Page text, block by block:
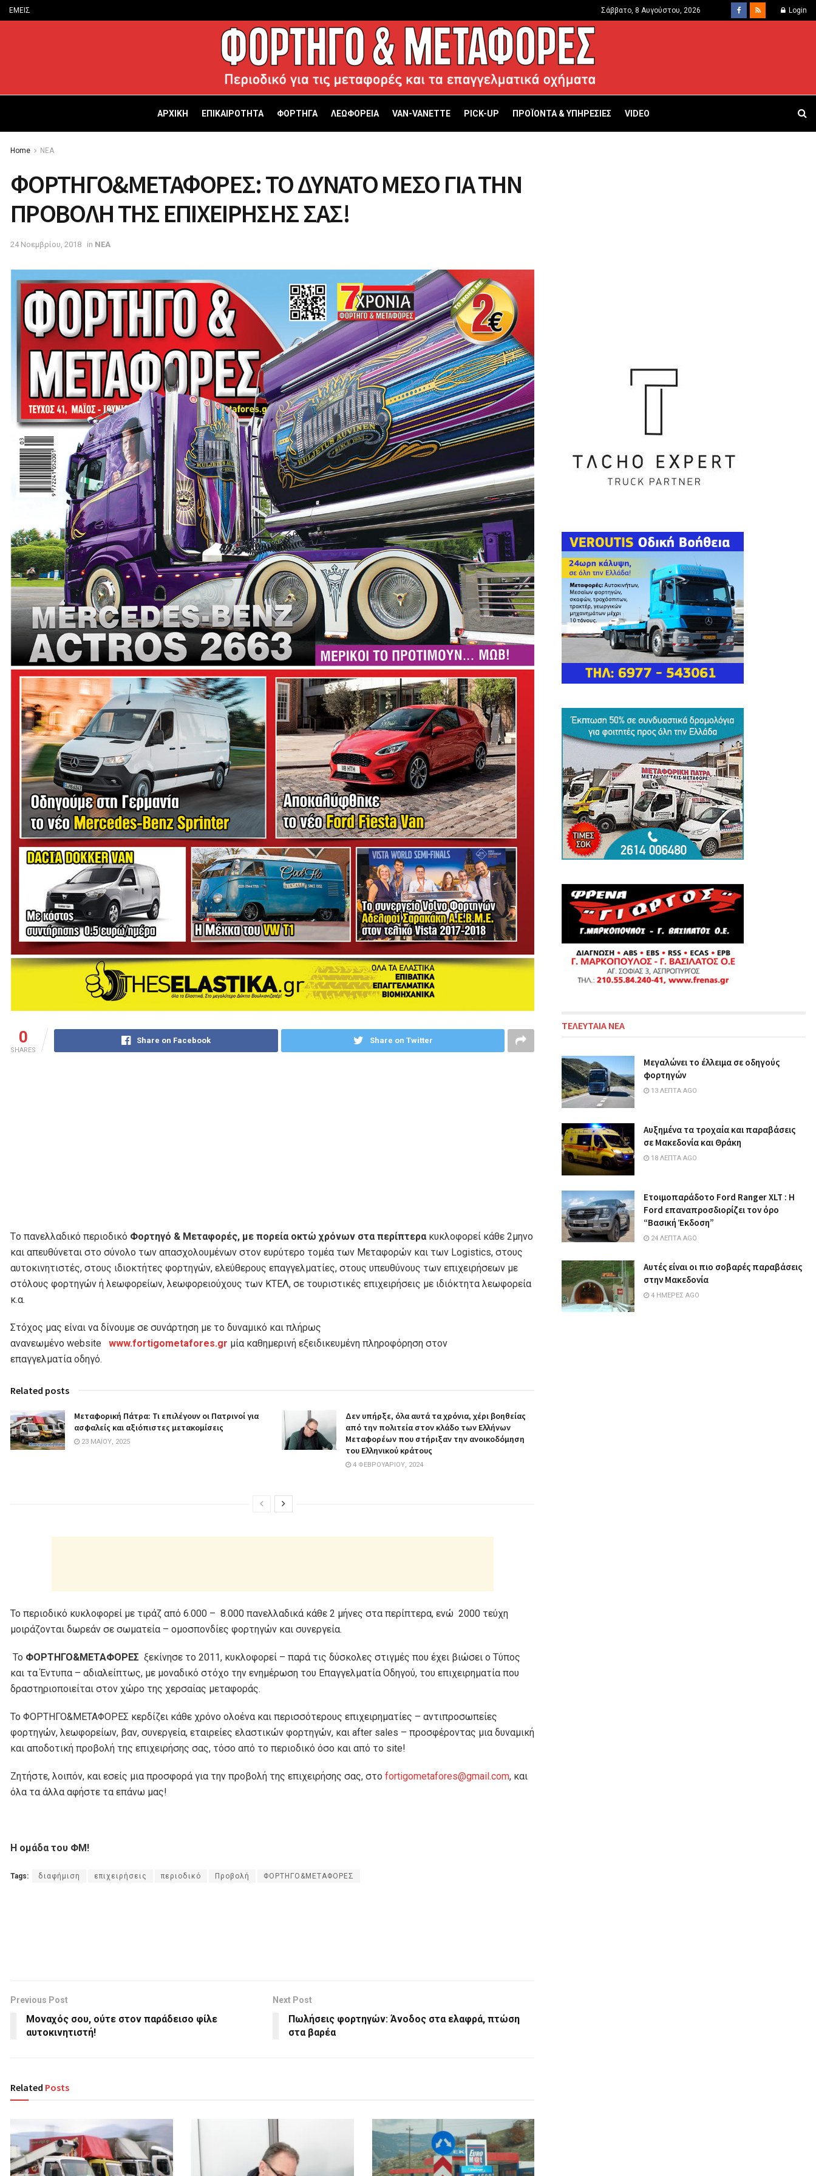
ΕΜΕΙΣ Σάββατο, 8 Αυγούστου, 2026 Login
ΑΡΧΙΚΗ ΕΠΙΚΑΙΡΟΤΗΤΑ ΦΟΡΤΗΓΑ ΛΕΩΦΟΡΕΙΑ VAN-VANETTΕ PICK-UP ΠΡΟΪΟΝΤΑ & ΥΠΗΡΕΣΙΕΣ VIDEO
Home ΝΕΑ
ΦΟΡΤΗΓΟ&ΜΕΤΑΦΟΡΕΣ: ΤΟ ΔΥΝΑΤΟ ΜΕΣΟ ΓΙΑ ΤΗΝ
ΠΡΟΒΟΛΗ ΤΗΣ ΕΠΙΧΕΙΡΗΣΗΣ ΣΑΣ!
24 Νοεμβρίου, 2018 in ΝΕΑ
0
SHARES
Share on Facebook Share on Twitter
Tο πανελλαδικό περιοδικό Φορτηγό & Μεταφορές, με πορεία οκτώ χρόνων στα περίπτερα κυκλοφορεί κάθε 2μηνο
και απευθύνεται στο σύνολο των απασχολουμένων στον ευρύτερο τομέα των Μεταφορών και των Logistics, στους
αυτοκινητιστές, στους ιδιοκτήτες φορτηγών, ελεύθερους επαγγελματίες, στους υπευθύνους των επιχειρήσεων με
στόλους φορτηγών ή λεωφορείων, λεωφορειούχους των ΚΤΕΛ, σε τουριστικές επιχειρήσεις με ιδιόκτητα λεωφορεία
κ.α.
Στόχος μας είναι να δίνουμε σε συνάρτηση με το δυναμικό και πλήρως
ανανεωμένο website www.fortigometafores.gr μία καθημερινή εξειδικευμένη πληροφόρηση στον
επαγγελματία οδηγό.
Related posts
Μεταφορική Πάτρα: Τι επιλέγουν οι Πατρινοί για
ασφαλείς και αξιόπιστες μετακομίσεις
23 ΜΑΪ́ΟΥ, 2025
Δεν υπήρξε, όλα αυτά τα χρόνια, χέρι βοηθείας
από την πολιτεία στον κλάδο των Ελλήνων
Μεταφορέων που στήριξαν την ανοικοδόμηση
του Ελληνικού κράτους
4 ΦΕΒΡΟΥΑΡΊΟΥ, 2024
Το περιοδικό κυκλοφορεί με τιράζ από 6.000 – 8.000 πανελλαδικά κάθε 2 μήνες στα περίπτερα, ενώ 2000 τεύχη
μοιράζονται δωρεάν σε σωματεία – ομοσπονδίες φορτηγών και συνεργεία.
Το ΦΟΡΤΗΓΟ&ΜΕΤΑΦΟΡΕΣ ξεκίνησε το 2011, κυκλοφορεί – παρά τις δύσκολες στιγμές που έχει βιώσει ο Τύπος
και τα Έντυπα – αδιαλείπτως, με μοναδικό στόχο την ενημέρωση του Επαγγελματία Οδηγού, του επιχειρηματία που
δραστηριοποιείται στον χώρο της χερσαίας μεταφοράς.
Το ΦΟΡΤΗΓΟ&ΜΕΤΑΦΟΡΕΣ κερδίζει κάθε χρόνο ολοένα και περισσότερους επιχειρηματίες – αντιπροσωπείες
φορτηγών, λεωφορείων, βαν, συνεργεία, εταιρείες ελαστικών φορτηγών, και after sales – προσφέροντας μια δυναμική
και αποδοτική προβολή της επιχειρήσης σας, τόσο από το περιοδικό όσο και από το site!
Ζητήστε, λοιπόν, και εσείς μια προσφορά για την προβολή της επιχειρήσης σας, στο fortigometafores@gmail.com, και
όλα τα άλλα αφήστε τα επάνω μας!
Η ομάδα του ΦΜ!
Tags: διαφήμιση επιχειρήσεις περιοδικό Προβολή ΦΟΡΤΗΓΟ&ΜΕΤΑΦΟΡΕΣ
Previous Post
Moναχός σου, ούτε στον παράδεισο φίλε
αυτοκινητιστή!
Next Post
Πωλήσεις φορτηγών: Άνοδος στα ελαφρά, πτώση
στα βαρέα
Related Posts
ΤΕΛΕΥΤΑΙΑ ΝΕΑ
Μεγαλώνει το έλλειμα σε οδηγούς
φορτηγών
13 ΛΕΠΤΆ AGO
Αυξημένα τα τροχαία και παραβάσεις
σε Μακεδονία και Θράκη
18 ΛΕΠΤΆ AGO
Ετοιμοπαράδοτο Ford Ranger XLT : Η
Ford επαναπροσδιορίζει τον όρο
“Βασική Έκδοση”
24 ΛΕΠΤΆ AGO
Αυτές είναι οι πιο σοβαρές παραβάσεις
στην Μακεδονία
4 ΗΜΈΡΕΣ AGO